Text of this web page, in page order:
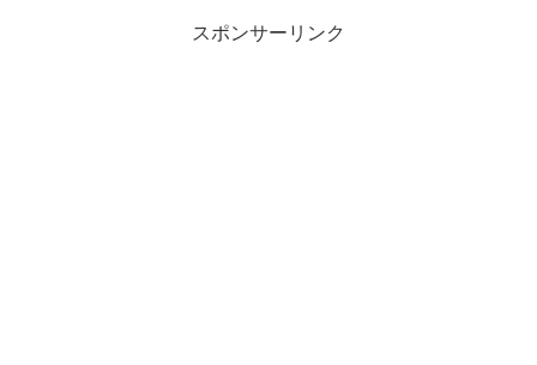
スポンサーリンク